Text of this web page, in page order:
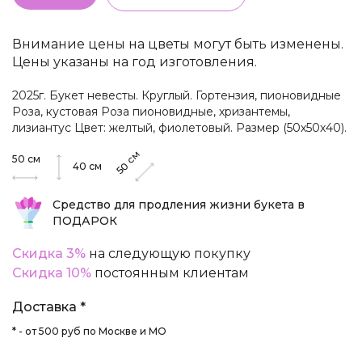
Внимание цены на цветы могут быть изменены.
Цены указаны на год изготовления.
2025г. Букет невесты. Круглый. Гортензия, пионовидные
Роза, кустовая Роза пионовидные, хризантемы,
лизиантус Цвет: желтый, фиолетовый. Размер (50х50х40).
50 см
40 см 50
см
Средство для продления жизни букета в
ПОДАРОК
Скидка 3% на следующую покупку
Скидка 10% постоянным клиентам
Доставка *
* - от 500 руб по Москве и МО